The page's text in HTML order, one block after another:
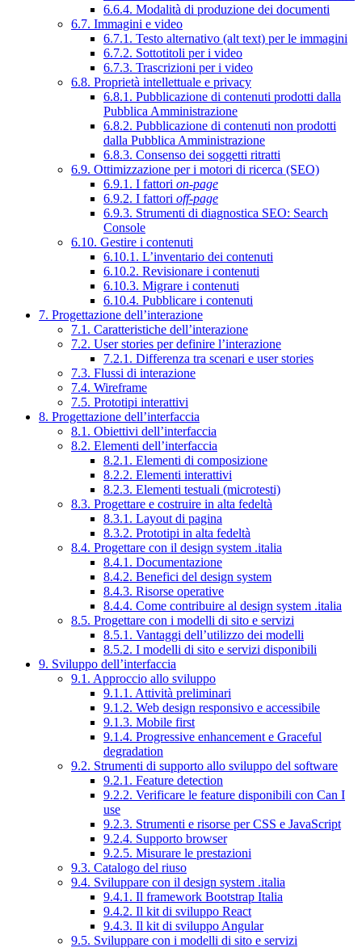
6.6.4. Modalità di produzione dei documenti
6.7. Immagini e video
6.7.1. Testo alternativo (alt text) per le immagini
6.7.2. Sottotitoli per i video
6.7.3. Trascrizioni per i video
6.8. Proprietà intellettuale e privacy
6.8.1. Pubblicazione di contenuti prodotti dalla
Pubblica Amministrazione
6.8.2. Pubblicazione di contenuti non prodotti
dalla Pubblica Amministrazione
6.8.3. Consenso dei soggetti ritratti
6.9. Ottimizzazione per i motori di ricerca (SEO)
6.9.1. I fattori on-page
6.9.2. I fattori off-page
6.9.3. Strumenti di diagnostica SEO: Search
Console
6.10. Gestire i contenuti
6.10.1. L’inventario dei contenuti
6.10.2. Revisionare i contenuti
6.10.3. Migrare i contenuti
6.10.4. Pubblicare i contenuti
7. Progettazione dell’interazione
7.1. Caratteristiche dell’interazione
7.2. User stories per definire l’interazione
7.2.1. Differenza tra scenari e user stories
7.3. Flussi di interazione
7.4. Wireframe
7.5. Prototipi interattivi
8. Progettazione dell’interfaccia
8.1. Obiettivi dell’interfaccia
8.2. Elementi dell’interfaccia
8.2.1. Elementi di composizione
8.2.2. Elementi interattivi
8.2.3. Elementi testuali (microtesti)
8.3. Progettare e costruire in alta fedeltà
8.3.1. Layout di pagina
8.3.2. Prototipi in alta fedeltà
8.4. Progettare con il design system .italia
8.4.1. Documentazione
8.4.2. Benefici del design system
8.4.3. Risorse operative
8.4.4. Come contribuire al design system .italia
8.5. Progettare con i modelli di sito e servizi
8.5.1. Vantaggi dell’utilizzo dei modelli
8.5.2. I modelli di sito e servizi disponibili
9. Sviluppo dell’interfaccia
9.1. Approccio allo sviluppo
9.1.1. Attività preliminari
9.1.2. Web design responsivo e accessibile
9.1.3. Mobile first
9.1.4. Progressive enhancement e Graceful
degradation
9.2. Strumenti di supporto allo sviluppo del software
9.2.1. Feature detection
9.2.2. Verificare le feature disponibili con Can I
use
9.2.3. Strumenti e risorse per CSS e JavaScript
9.2.4. Supporto browser
9.2.5. Misurare le prestazioni
9.3. Catalogo del riuso
9.4. Sviluppare con il design system .italia
9.4.1. Il framework Bootstrap Italia
9.4.2. Il kit di sviluppo React
9.4.3. Il kit di sviluppo Angular
9.5. Sviluppare con i modelli di sito e servizi